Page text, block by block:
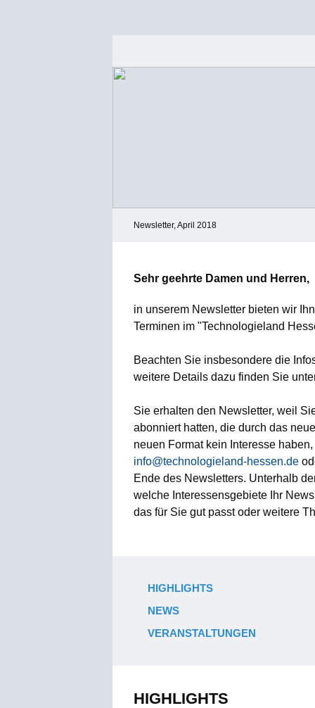
Newsletter, April 2018
Sehr geehrte Damen und Herren,
in unserem Newsletter bieten wir
Terminen im "Technologieland
Beachten Sie insbesondere die
weitere Details dazu finden Sie
Sie erhalten den Newsletter, weil
abonniert hatten, die durch das
neuen Format kein Interesse
info@technologieland-hessen.de
Ende des Newsletters. Unterhalb
welche Interessensgebiete Ihr
das für Sie gut passt oder weitere
HIGHLIGHTS
NEWS
VERANSTALTUNGEN
HIGHLIGHTS